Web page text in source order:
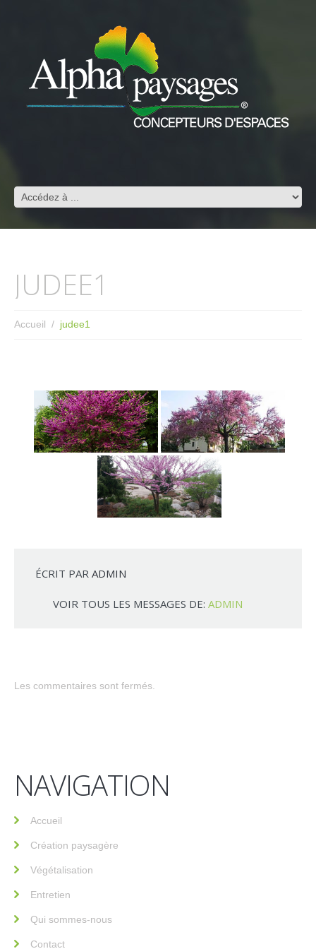
JUDEE1
Accueil judee1
ÉCRIT PAR ADMIN
VOIR TOUS LES MESSAGES DE: ADMIN
Les commentaires sont fermés.
NAVIGATION
Accueil
Création paysagère
Végétalisation
Entretien
Qui sommes-nous
Contact